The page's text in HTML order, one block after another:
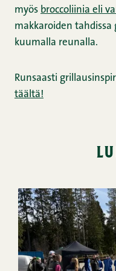
myös broccoliinia eli
makkaroiden
kuumalla reunalla.
Runsaasti
täältä!